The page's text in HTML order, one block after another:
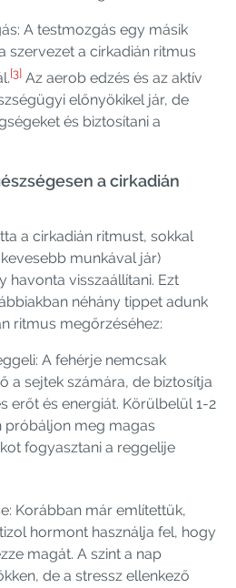
A testmozgás egy másik
szervezet a cirkadián ritmus
[3] Az aerob edzés és az aktív
előnyökikel jár, de
és biztosítani a
a cirkadián
a cirkadián ritmust, sokkal
munkával jár)
havonta visszaállítani. Ezt
néhány tippet adunk
ritmus megőrzéséhez:
A fehérje nemcsak
a sejtek számára, de biztosítja
erőt és energiát. Körülbelül 1-2
próbáljon meg magas
fogyasztani a reggelije
Korábban már említettük,
hormont használja fel, hogy
magát. A szint a nap
de a stressz ellenkező